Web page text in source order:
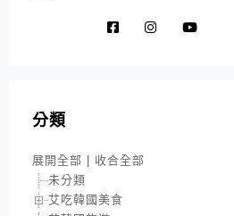
分類
展開全部
收合全部
未分類
艾吃韓國美食